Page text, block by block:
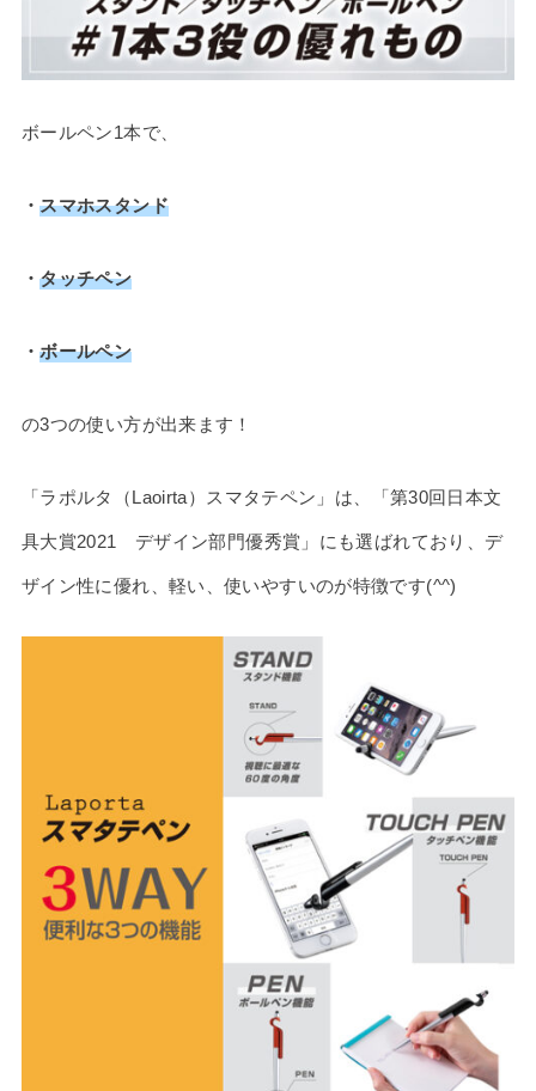
ボールペン1本で、
・スマホスタンド
・タッチペン
・ボールペン
の3つの使い方が出来ます！
「ラポルタ（Laoirta）スマタテペン」は、「第30回日本文
具大賞2021 デザイン部門優秀賞」にも選ばれており、デ
ザイン性に優れ、軽い、使いやすいのが特徴です(^^)